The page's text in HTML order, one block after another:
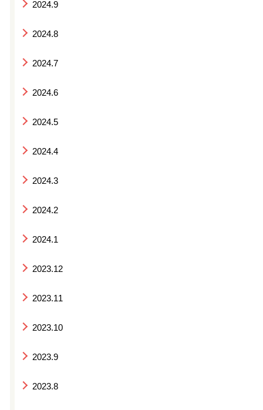
2024.9
2024.8
2024.7
2024.6
2024.5
2024.4
2024.3
2024.2
2024.1
2023.12
2023.11
2023.10
2023.9
2023.8